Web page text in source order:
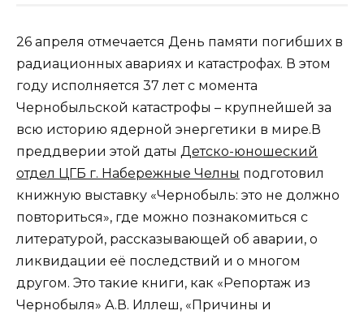
26 апреля отмечается День памяти погибших в
радиационных авариях и катастрофах. В этом
году исполняется 37 лет с момента
Чернобыльской катастрофы – крупнейшей за
всю историю ядерной энергетики в мире.В
преддверии этой даты Детско-юношеский
отдел ЦГБ г. Набережные Челны подготовил
книжную выставку «Чернобыль: это не должно
повториться», где можно познакомиться с
литературой, рассказывающей об аварии, о
ликвидации её последствий и о многом
другом. Это такие книги, как «Репортаж из
Чернобыля» А.В. Иллеш, «Причины и